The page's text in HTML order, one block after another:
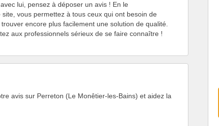
lui, pensez à déposer un avis ! En le
vous permettez à tous ceux qui ont besoin de
encore plus facilement une solution de qualité.
aux professionnels sérieux de se faire connaître !
avis sur Perreton (Le Monêtier-les-Bains) et aidez la